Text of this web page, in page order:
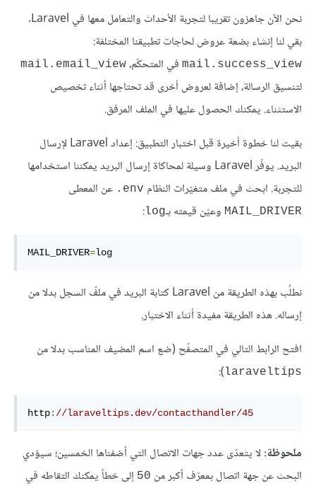
نحن الآن جاهزون تقريبا لتجربة الأحداث والتعامل معها في Laravel.
بقي لنا إنشاء بضعة عروض لحاجات تطبيقنا المختلفة:
mail.success_view في المتحكّم، mail.email_view
لتنسيق الرسالة، إضافة لعروض أخرى قد تحتاجها أثناء تخصيص
الاستثناء. يمكنك الحصول عليها في الملف المرفق.
بقيت لنا خطوة أخيرة قبل اختبار التطبيق: إعداد Laravel لإرسال
البريد. يوفّر Laravel وسيلة لمحاكاة إرسال البريد يمكننا استخدامها
للتجربة. ابحث في ملف متغيّرات النظام env. عن المعطى
MAIL_DRIVER وعيّن قيمته بـlog
:
MAIL_DRIVER=log
نطلُب بهذه الطريقة من Laravel كتابة البريد في ملفّ السجل بدلا من
إرساله. هذه الطريقة مفيدة أثناء الاختبار.
افتح الرابط التالي في المتصفّح (ضع اسم المضيف المناسب بدلا من
laraveltips
):
http: //laraveltips.dev/contacthandler/45
ملحوظة:لا يتعدّى عدد جهات الاتصال التي أضفناها الخمسين؛ سيؤدي
البحث عن جهة اتصال بمعرّف أكبر من 50 إلى خطأ يمكنك التقاطه في